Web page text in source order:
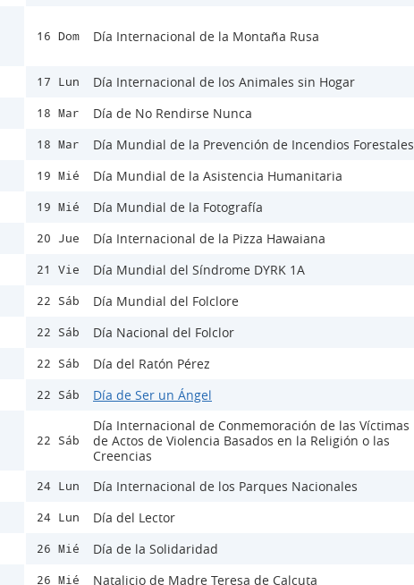
16 Dom Día Internacional de la Montaña Rusa
17 Lun Día Internacional de los Animales sin Hogar
18 Mar Día de No Rendirse Nunca
18 Mar Día Mundial de la Prevención de Incendios Forestales
19 Mié Día Mundial de la Asistencia Humanitaria
19 Mié Día Mundial de la Fotografía
20 Jue Día Internacional de la Pizza Hawaiana
21 Vie Día Mundial del Síndrome DYRK 1A
22 Sáb Día Mundial del Folclore
22 Sáb Día Nacional del Folclor
22 Sáb Día del Ratón Pérez
22 Sáb Día de Ser un Ángel
22 Sáb
Día Internacional de Conmemoración de las Víctimas
de Actos de Violencia Basados en la Religión o las
Creencias
24 Lun Día Internacional de los Parques Nacionales
24 Lun Día del Lector
26 Mié Día de la Solidaridad
26 Mié Natalicio de Madre Teresa de Calcuta